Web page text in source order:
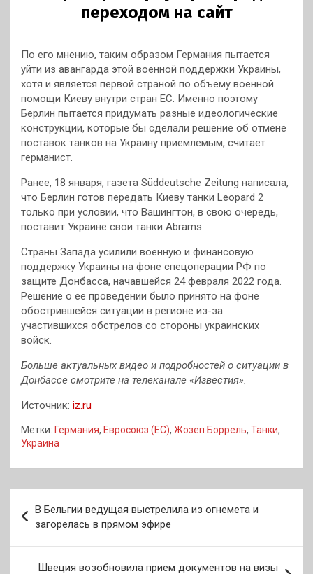
По его мнению, таким образом Германия пытается
уйти из авангарда этой военной поддержки Украины,
хотя и является первой страной по объему военной
помощи Киеву внутри стран ЕС. Именно поэтому
Берлин пытается придумать разные идеологические
конструкции, которые бы сделали решение об отмене
поставок танков на Украину приемлемым, считает
германист.
Ранее, 18 января, газета Süddeutsche Zeitung написала,
что Берлин готов передать Киеву танки Leopard 2
только при условии, что Вашингтон, в свою очередь,
поставит Украине свои танки Abrams.
Страны Запада усилили военную и финансовую
поддержку Украины на фоне спецоперации РФ по
защите Донбасса, начавшейся 24 февраля 2022 года.
Решение о ее проведении было принято на фоне
обострившейся ситуации в регионе из-за
участившихся обстрелов со стороны украинских
войск.
Больше актуальных видео и подробностей о ситуации в
Донбассе смотрите на телеканале «Известия».
Источник: iz.ru
Метки: Германия, Евросоюз (ЕС), Жозеп Боррель, Танки,
Украина
по
записям
В Бельгии ведущая выстрелила из огнемета и
загорелась в прямом эфире
Швеция возобновила прием документов на визы